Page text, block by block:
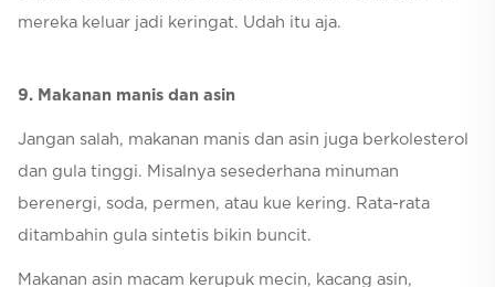
mereka keluar jadi keringat. Udah itu aja.
9. Makanan manis dan asin
Jangan salah, makanan manis dan asin juga berkolesterol
dan gula tinggi. Misalnya sesederhana minuman
berenergi, soda, permen, atau kue kering. Rata-rata
ditambahin gula sintetis bikin buncit.
Makanan asin macam kerupuk mecin, kacang asin,